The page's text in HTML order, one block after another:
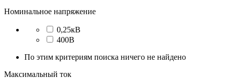
Номинальное напряжение
0,25кВ
400В
По этим критериям поиска ничего не найдено
Максимальный ток